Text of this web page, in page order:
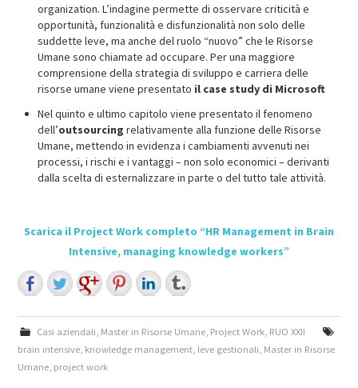
organization. L’indagine permette di osservare criticità e
opportunità, funzionalità e disfunzionalità non solo delle
suddette leve, ma anche del ruolo “nuovo” che le Risorse
Umane sono chiamate ad occupare. Per una maggiore
comprensione della strategia di sviluppo e carriera delle
risorse umane viene presentato il case study di Microsoft
Nel quinto e ultimo capitolo viene presentato il fenomeno
dell’outsourcing relativamente alla funzione delle Risorse
Umane, mettendo in evidenza i cambiamenti avvenuti nei
processi, i rischi e i vantaggi – non solo economici – derivanti
dalla scelta di esternalizzare in parte o del tutto tale attività.
Scarica il Project Work completo “HR Management in Brain
Intensive, managing knowledge workers”
Casi aziendali, Master in Risorse Umane, Project Work, RUO XXII
brain intensive, knowledge management, leve gestionali, Master in Risorse
Umane, project work